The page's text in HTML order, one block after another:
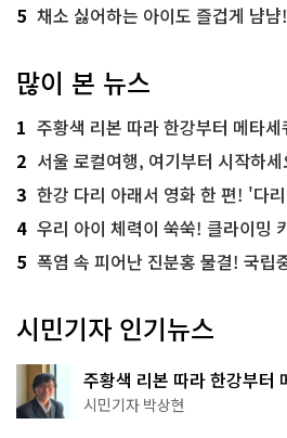
5 채소 싫어하는 아이도 즐겁게 냠냠! '찾아
많이 본 뉴스
1 주황색 리본 따라 한강부터 메타세쿼이아
2 서울 로컬여행, 여기부터 시작하
3 한강 다리 아래서 영화 한 편! '다
4 우리 아이 체력이 쑥쑥! 클라이밍
5 폭염 속 피어난 진분홍 물결! 국립
시민기자 인기뉴스
주황색 리본 따라 한강부
서울둘레길 15코스
시민기자 박상현